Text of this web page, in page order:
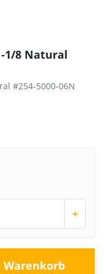
1/8 Natural
#254-5000-06N
+
Warenkorb